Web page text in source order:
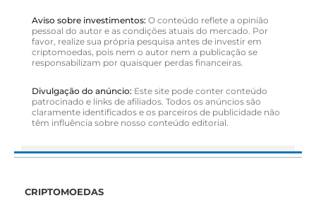
Aviso sobre investimentos: O conteúdo reflete a opinião
pessoal do autor e as condições atuais do mercado. Por
favor, realize sua própria pesquisa antes de investir em
criptomoedas, pois nem o autor nem a publicação se
responsabilizam por quaisquer perdas financeiras.
Divulgação do anúncio: Este site pode conter conteúdo
patrocinado e links de afiliados. Todos os anúncios são
claramente identificados e os parceiros de publicidade não
têm influência sobre nosso conteúdo editorial.
CRIPTOMOEDAS